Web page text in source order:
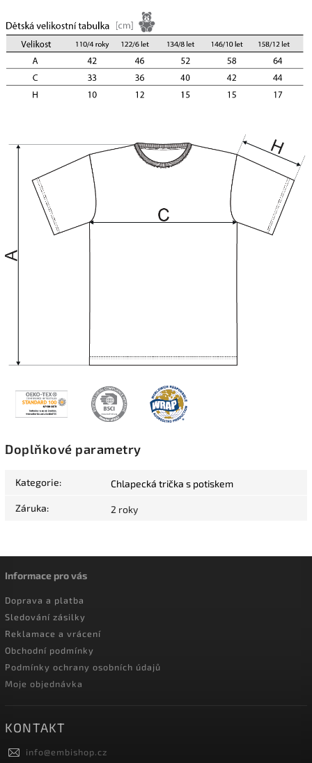
Doplňkové parametry
Kategorie: Chlapecká trička s potiskem
Záruka: 2 roky
Informace pro vás
Doprava a platba
Sledování zásilky
Reklamace a vrácení
Obchodní podmínky
Podmínky ochrany osobních údajů
Moje objednávka
KONTAKT
info@embishop.cz